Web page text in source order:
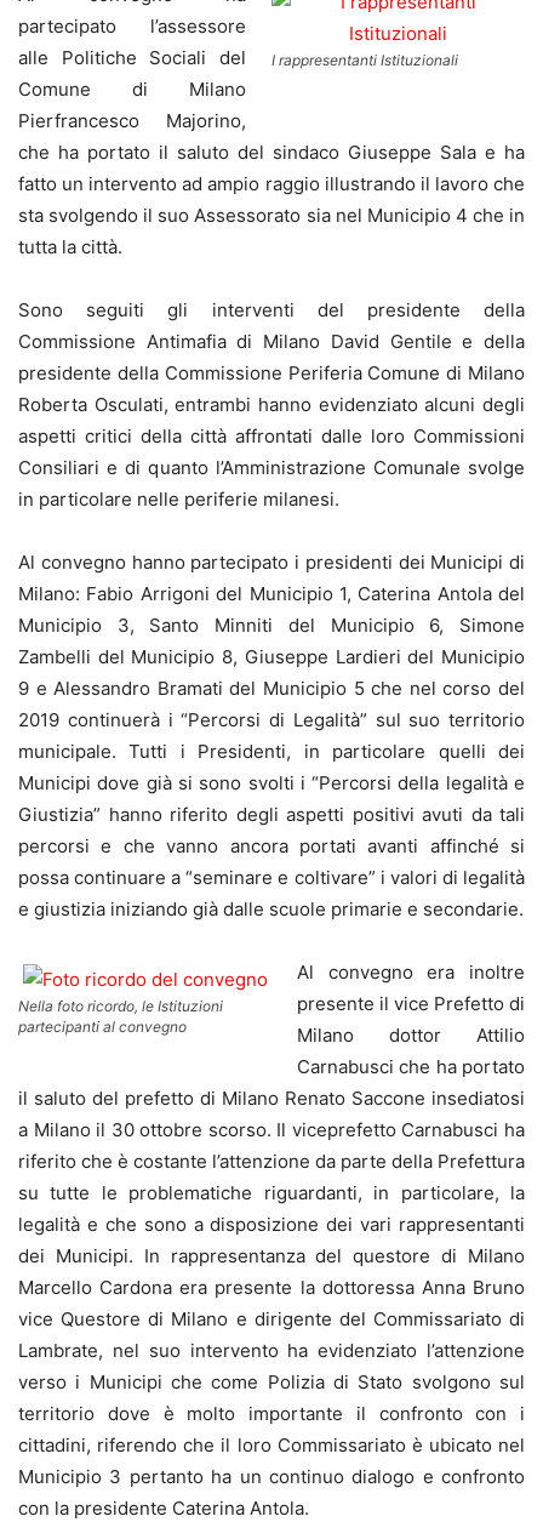
I rappresentanti Istituzionali
partecipato l’assessore
alle Politiche Sociali del
Comune di Milano
Pierfrancesco Majorino,
che ha portato il saluto del sindaco Giuseppe Sala e ha
fatto un intervento ad ampio raggio illustrando il lavoro che
sta svolgendo il suo Assessorato sia nel Municipio 4 che in
tutta la città.
Sono seguiti gli interventi del presidente della
Commissione Antimafia di Milano David Gentile e della
presidente della Commissione Periferia Comune di Milano
Roberta Osculati, entrambi hanno evidenziato alcuni degli
aspetti critici della città affrontati dalle loro Commissioni
Consiliari e di quanto l’Amministrazione Comunale svolge
in particolare nelle periferie milanesi.
Al convegno hanno partecipato i presidenti dei Municipi di
Milano: Fabio Arrigoni del Municipio 1, Caterina Antola del
Municipio 3, Santo Minniti del Municipio 6, Simone
Zambelli del Municipio 8, Giuseppe Lardieri del Municipio
9 e Alessandro Bramati del Municipio 5 che nel corso del
2019 continuerà i “Percorsi di Legalità” sul suo territorio
municipale. Tutti i Presidenti, in particolare quelli dei
Municipi dove già si sono svolti i “Percorsi della legalità e
Giustizia” hanno riferito degli aspetti positivi avuti da tali
percorsi e che vanno ancora portati avanti affinché si
possa continuare a “seminare e coltivare” i valori di legalità
e giustizia iniziando già dalle scuole primarie e secondarie.
Nella foto ricordo, le Istituzioni
partecipanti al convegno
Al convegno era inoltre
presente il vice Prefetto di
Milano dottor Attilio
Carnabusci che ha portato
il saluto del prefetto di Milano Renato Saccone insediatosi
a Milano il 30 ottobre scorso. Il viceprefetto Carnabusci ha
riferito che è costante l’attenzione da parte della Prefettura
su tutte le problematiche riguardanti, in particolare, la
legalità e che sono a disposizione dei vari rappresentanti
dei Municipi. In rappresentanza del questore di Milano
Marcello Cardona era presente la dottoressa Anna Bruno
vice Questore di Milano e dirigente del Commissariato di
Lambrate, nel suo intervento ha evidenziato l’attenzione
verso i Municipi che come Polizia di Stato svolgono sul
territorio dove è molto importante il confronto con i
cittadini, riferendo che il loro Commissariato è ubicato nel
Municipio 3 pertanto ha un continuo dialogo e confronto
con la presidente Caterina Antola.